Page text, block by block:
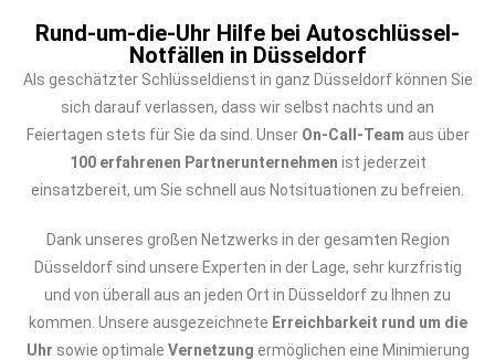
Rund-um-die-Uhr Hilfe bei Autoschlüssel-
Notfällen in Düsseldorf
Als geschätzter Schlüsseldienst in ganz Düsseldorf können Sie
sich darauf verlassen, dass wir selbst nachts und an
Feiertagen stets für Sie da sind. Unser On-Call-Team aus über
100 erfahrenen Partnerunternehmen ist jederzeit
einsatzbereit, um Sie schnell aus Notsituationen zu befreien.
Dank unseres großen Netzwerks in der gesamten Region
Düsseldorf sind unsere Experten in der Lage, sehr kurzfristig
und von überall aus an jeden Ort in Düsseldorf zu Ihnen zu
kommen. Unsere ausgezeichnete Erreichbarkeit rund um die
Uhr sowie optimale Vernetzung ermöglichen eine Minimierung